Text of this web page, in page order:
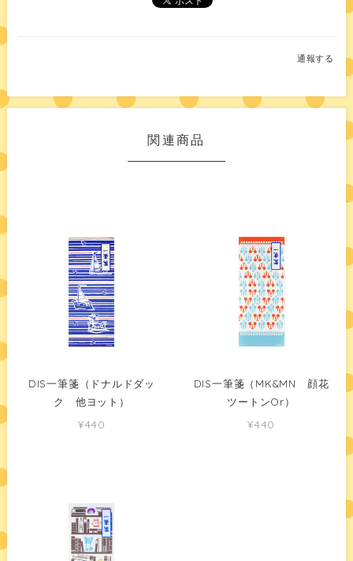
通報する
関連商品
DIS一筆箋（ドナルドダッ
ク 他ヨット）
¥440
DIS一筆箋（MK&MN 顔花
ツートンOr）
¥440